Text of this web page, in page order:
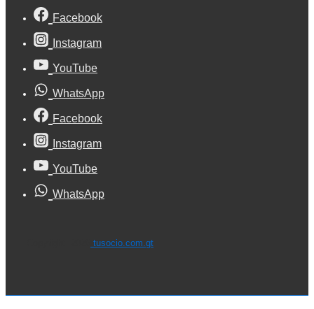
Facebook
Instagram
YouTube
WhatsApp
Facebook
Instagram
YouTube
WhatsApp
tusocio.com.gt